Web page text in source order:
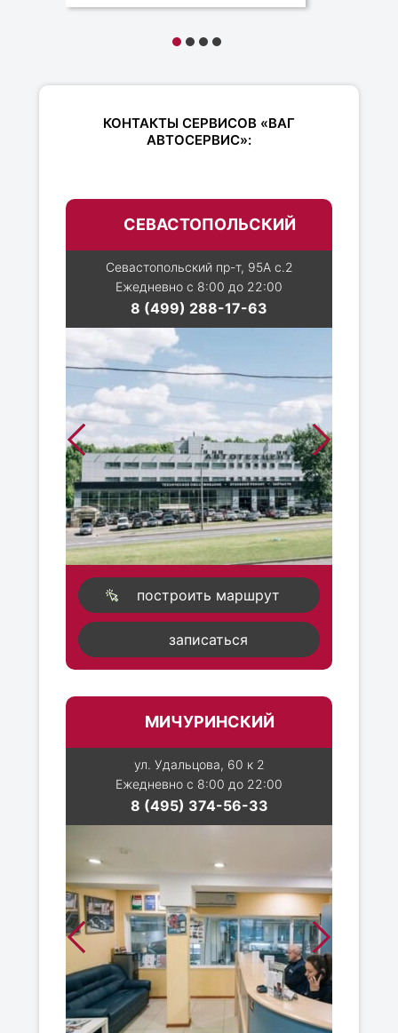
КОНТАКТЫ СЕРВИСОВ «ВАГ
АВТОСЕРВИС»:
СЕВАСТОПОЛЬСКИЙ
Севастопольский пр-т, 95А с.2
Ежедневно с 8:00 до 22:00
8 (499) 288-17-63
построить маршрут
записаться
МИЧУРИНСКИЙ
ул. Удальцова, 60 к 2
Ежедневно с 8:00 до 22:00
8 (495) 374-56-33